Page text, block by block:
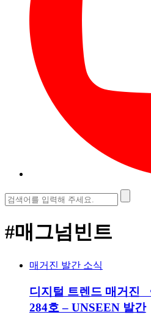
검
색:
#매그넘빈트
매거진 발간 소식
디지털 트렌드 매거진
284호 – UNSEEN 발간